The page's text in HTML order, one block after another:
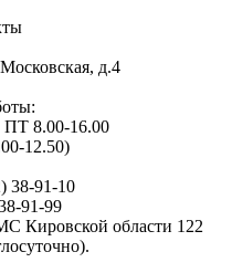
д.4
8.00-16.00
12.50)
38-91-10
91-99
области 122